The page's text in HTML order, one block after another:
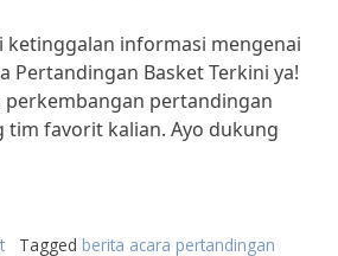
ketinggalan informasi mengenai
Pertandingan Basket Terkini ya!
perkembangan pertandingan
tim favorit kalian. Ayo dukung
Tagged berita acara pertandingan